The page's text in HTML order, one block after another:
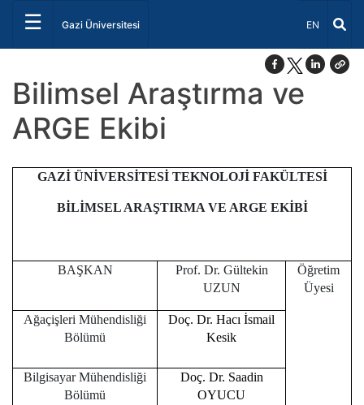
☰ Gazi Üniversitesi Dil Seçiniz
EN
Bilimsel Araştırma ve
ARGE Ekibi
GAZİ ÜNİVERSİTESİ TEKNOLOJİ FAKÜLTESİ
BİLİMSEL ARAŞTIRMA VE ARGE EKİBİ
BAŞKAN
Prof. Dr. Gültekin
UZUN
Öğretim
Üyesi
Ağaçişleri Mühendisliği
Bölümü
Doç. Dr. Hacı İsmail
Kesik
Bilgisayar Mühendisliği
Bölümü
Doç. Dr. Saadin
OYUCU